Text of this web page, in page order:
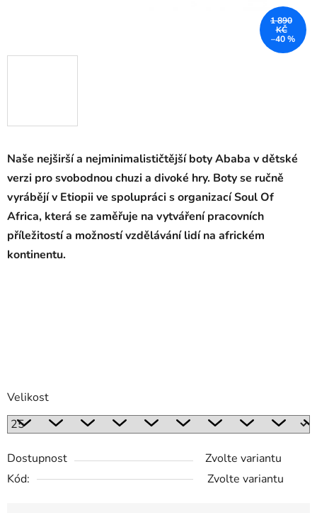
Naše nejširší a nejminimalističtější boty Ababa v dětské
verzi pro svobodnou chuzi a divoké hry. Boty se ručně
vyrábějí v Etiopii ve spolupráci s organizací Soul Of
Africa, která se zaměřuje na vytváření pracovních
příležitostí a možností vzdělávání lidí na africkém
kontinentu.
Velikost
Dostupnost
Zvolte variantu
Kód:
Zvolte variantu
1 890
KČ
–40 %